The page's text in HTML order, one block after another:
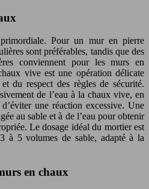
Pour un mur en pierre
sont préférables, tandis que des
conviennent pour les murs en
vive est une opération délicate
du respect des règles de sécurité.
de l’eau à la chaux vive, en
une réaction excessive. Une
au sable et à de l’eau pour obtenir
Le dosage idéal du mortier est
à 5 volumes de sable, adapté à la
en chaux